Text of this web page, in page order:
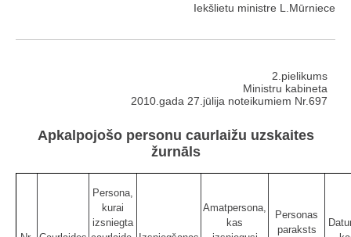
Iekšlietu ministre L.Mūrniece
2.pielikums
Ministru kabineta
2010.gada 27.jūlija noteikumiem Nr.697
Apkalpojošo personu caurlaižu uzskaites
žurnāls
Persona,
kurai
izsniegta
Amatpersona,
kas
Personas
paraksts